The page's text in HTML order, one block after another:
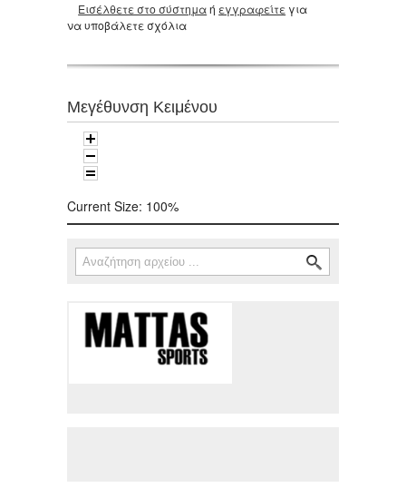
Εισέλθετε στο σύστημαή εγγραφείτε για
να υποβάλετε σχόλια
Μεγέθυνση Κειμένου
Current Size: 100%
Φόρμα αναζήτησης
Αναζήτηση